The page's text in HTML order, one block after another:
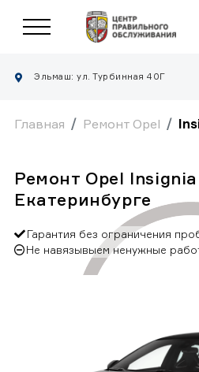
Эльмаш: ул. Турбинная 40Г
Главная Ремонт Opel
Ремонт Opel
Екатеринбурге
Гарантия без ограничения
Не навязывыем ненужные